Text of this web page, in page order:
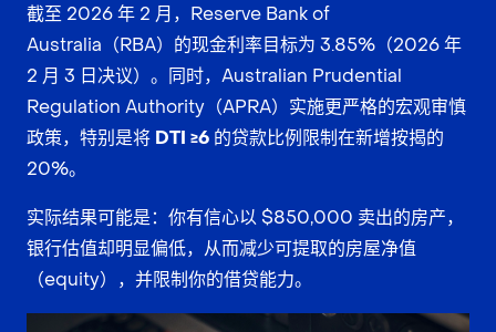
截至 2026 年 2 月，Reserve Bank of
Australia（RBA）的现金利率目标为 3.85%（2026 年
2 月 3 日决议）。同时，Australian Prudential
Regulation Authority（APRA）实施更严格的宏观审慎
政策，特别是将 DTI ≥6 的贷款比例限制在新增按揭的
20%。
实际结果可能是：你有信心以 $850,000 卖出的房产，
银行估值却明显偏低，从而减少可提取的房屋净值
（equity），并限制你的借贷能力。